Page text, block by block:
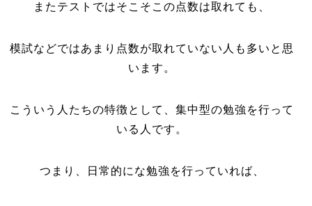
またテストではそこそこの点数は取れても、
模試などではあまり点数が取れていない人も多いと思
います。
こういう人たちの特徴として、集中型の勉強を行って
いる人です。
つまり、日常的にな勉強を行っていれば、